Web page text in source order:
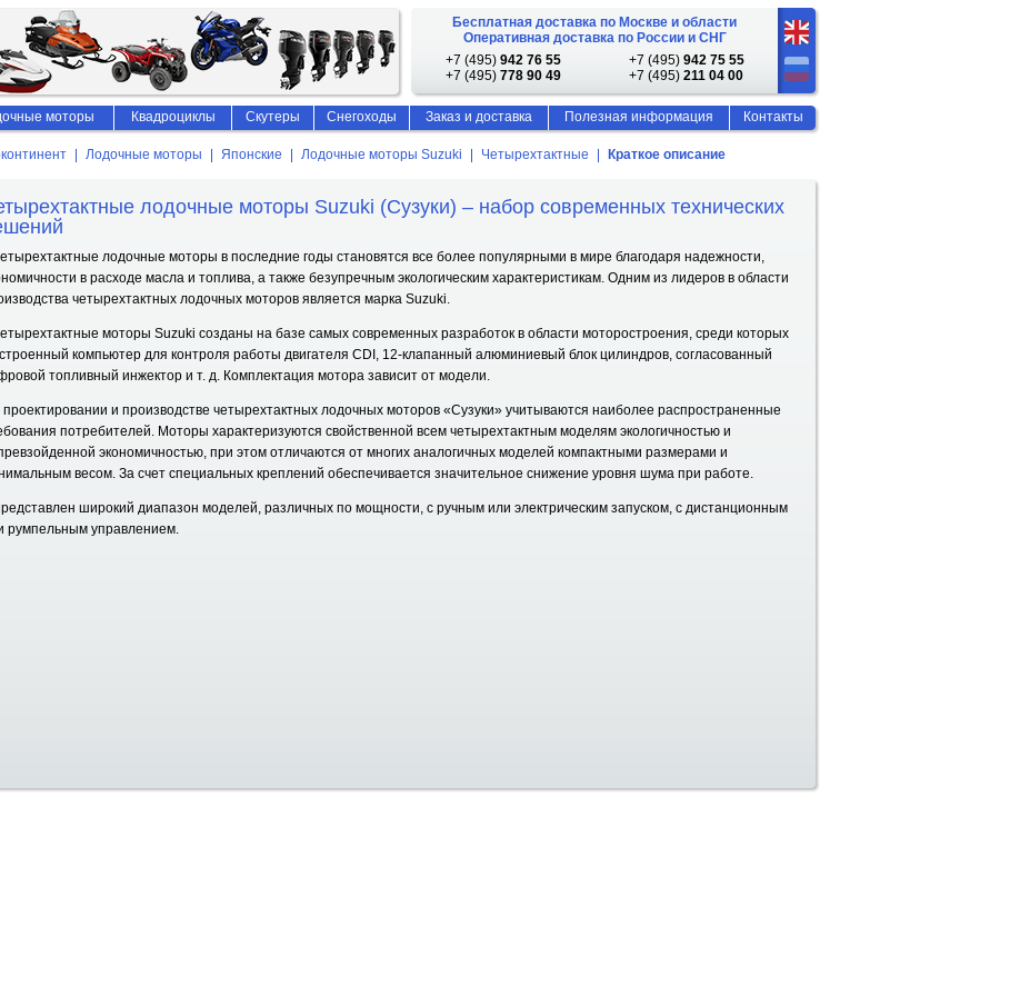
Лодочные моторы Японские Лодочные моторы Suzuki Четырехтактные Краткое описание
лодочные моторы Suzuki (Сузуки) – набор современных технических
лодочные моторы в последние годы становятся все более популярными в мире благодаря надежности,
в расходе масла и топлива, а также безупречным экологическим характеристикам. Одним из лидеров в области
четырехтактных лодочных моторов является марка Suzuki.
моторы Suzuki созданы на базе самых современных разработок в области моторостроения, среди которых
компьютер для контроля работы двигателя CDI, 12-клапанный алюминиевый блок цилиндров, согласованный
топливный инжектор и т. д. Комплектация мотора зависит от модели.
и производстве четырехтактных лодочных моторов «Сузуки» учитываются наиболее распространенные
потребителей. Моторы характеризуются свойственной всем четырехтактным моделям экологичностью и
экономичностью, при этом отличаются от многих аналогичных моделей компактными размерами и
весом. За счет специальных креплений обеспечивается значительное снижение уровня шума при работе.
широкий диапазон моделей, различных по мощности, с ручным или электрическим запуском, с дистанционным
румпельным управлением.
Бесплатная доставка по Москве и области
Оперативная доставка по России и СНГ
+7 (495) 942 76 55 +7 (495) 942 75 55
+7 (495) 778 90 49 +7 (495) 211 04 00
моторы Квадроциклы Скутеры Снегоходы Заказ и доставка Полезная информация Контакты